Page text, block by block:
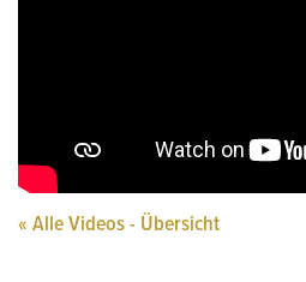
« Alle Videos - Übersicht